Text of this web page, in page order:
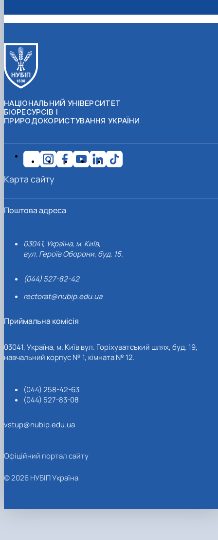
НАЦІОНАЛЬНИЙ УНІВЕРСИТЕТ
БІОРЕСУРСІВ І
ПРИРОДОКОРИСТУВАННЯ УКРАЇНИ
Поштова адреса
03041, Україна, м. Київ,
вул. Героїв Оборони, буд. 15.
(044) 527-82-42
rectorat@nubip.edu.ua
Приймальна комісія
03041, Україна, м. Київ вул. Горіхуватський шлях, буд. 19,
навчальний корпус № 1, кімната № 12.
(044) 258-42-63
(044) 527-83-08
vstup@nubip.edu.ua
Карта сайту
Офіційний портал сайту
© 2026 НУБІП Україна